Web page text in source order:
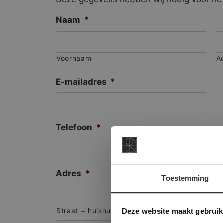
Toestemming
Deze website maakt
Naam *
Voornaam
E-mailadres *
Telefoon *
Adres *
Straat + huisnummer
Deze
onze